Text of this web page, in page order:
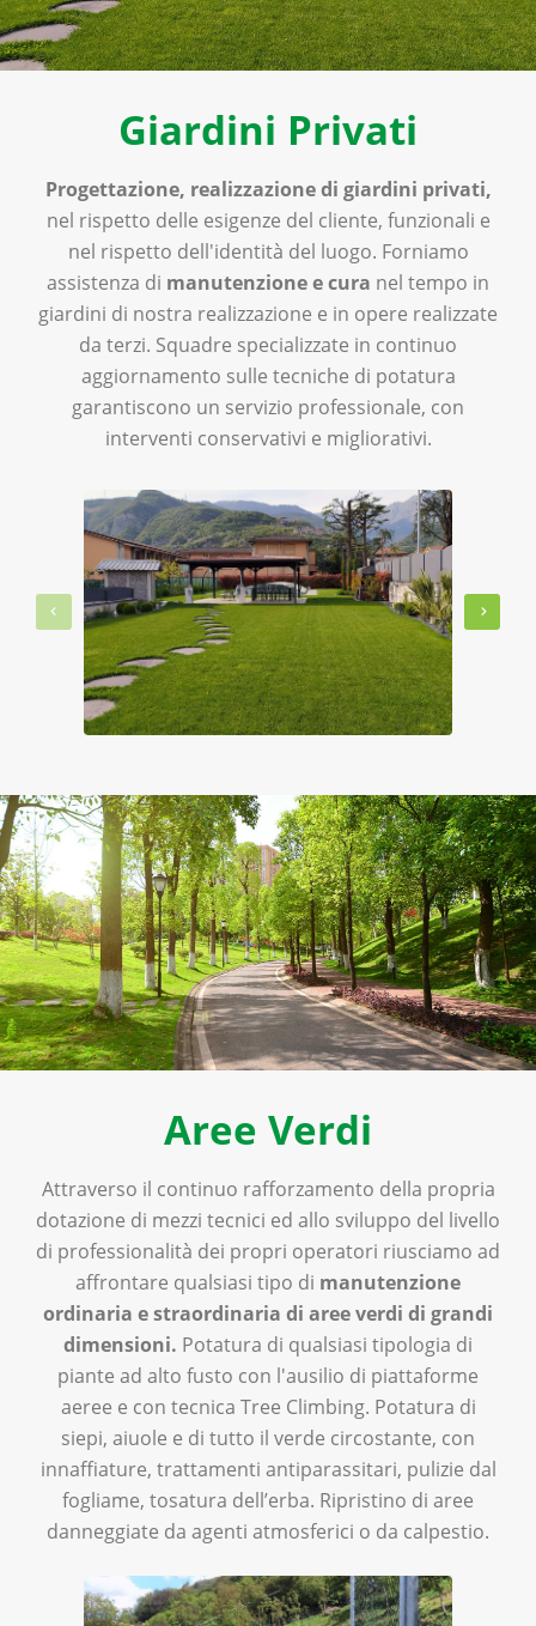
Giardini Privati
Progettazione, realizzazione di giardini privati,
nel rispetto delle esigenze del cliente, funzionali e
nel rispetto dell'identità del luogo. Forniamo
assistenza di manutenzione e cura nel tempo in
giardini di nostra realizzazione e in opere realizzate
da terzi. Squadre specializzate in continuo
aggiornamento sulle tecniche di potatura
garantiscono un servizio professionale, con
interventi conservativi e migliorativi.
Aree Verdi
Attraverso il continuo rafforzamento della propria
dotazione di mezzi tecnici ed allo sviluppo del livello
di professionalità dei propri operatori riusciamo ad
affrontare qualsiasi tipo di manutenzione
ordinaria e straordinaria di aree verdi di grandi
dimensioni. Potatura di qualsiasi tipologia di
piante ad alto fusto con l'ausilio di piattaforme
aeree e con tecnica Tree Climbing. Potatura di
siepi, aiuole e di tutto il verde circostante, con
innaffiature, trattamenti antiparassitari, pulizie dal
fogliame, tosatura dell’erba. Ripristino di aree
danneggiate da agenti atmosferici o da calpestio.